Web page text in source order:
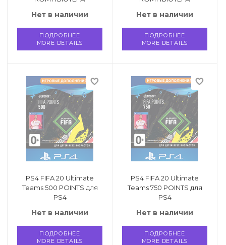
Нет в наличии
ПОДРОБНЕЕ
MORE DETAILS
Нет в наличии
ПОДРОБНЕЕ
MORE DETAILS
favorite_border
PS4 FIFA 20 Ultimate
Teams 500 POINTS для
PS4
Нет в наличии
ПОДРОБНЕЕ
MORE DETAILS
favorite_border
PS4 FIFA 20 Ultimate
Teams 750 POINTS для
PS4
Нет в наличии
ПОДРОБНЕЕ
MORE DETAILS